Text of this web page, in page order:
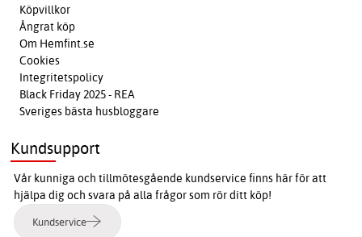
Köpvillkor
Ångrat köp
Om Hemfint.se
Cookies
Integritetspolicy
Black Friday 2025 - REA
Sveriges bästa husbloggare
Kundsupport
Vår kunniga och tillmötesgående kundservice finns här för att
hjälpa dig och svara på alla frågor som rör ditt köp!
Kundservice